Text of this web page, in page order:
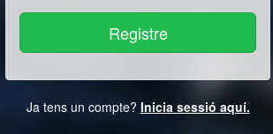
Ja tens un compte? Inicia sessió aquí.